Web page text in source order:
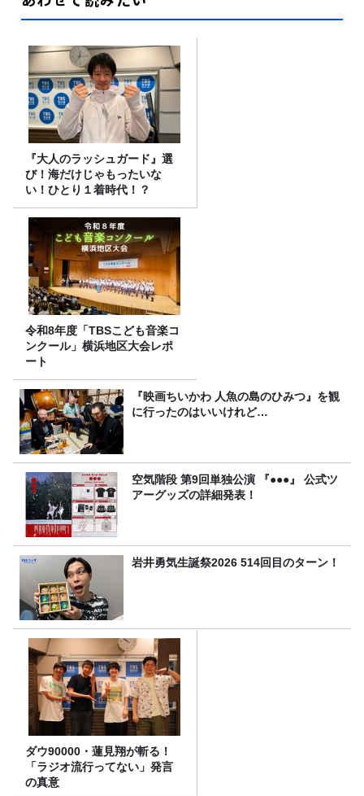
『大人のラッシュガード』選
び！海だけじゃもったいな
い！ひとり１着時代！？
令和8年度「TBSこども音楽コ
ンクール」横浜地区大会レポ
ート
『映画ちいかわ 人魚の島のひみつ』を観
に行ったのはいいけれど…
空気階段 第9回単独公演 『●●●』 公式ツ
アーグッズの詳細発表！
岩井勇気生誕祭2026 514回目のターン！
ダウ90000・蓮見翔が斬る！
「ラジオ流行ってない」発言
の真意